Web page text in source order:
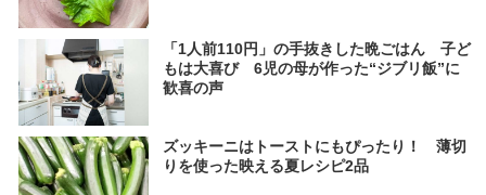
「1人前110円」の手抜きした晩ごはん 子ど
もは大喜び 6児の母が作った“ジブリ飯”に
歓喜の声
ズッキーニはトーストにもぴったり！ 薄切
りを使った映える夏レシピ2品